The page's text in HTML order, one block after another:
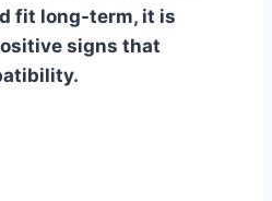
fit long-term, it is
signs that